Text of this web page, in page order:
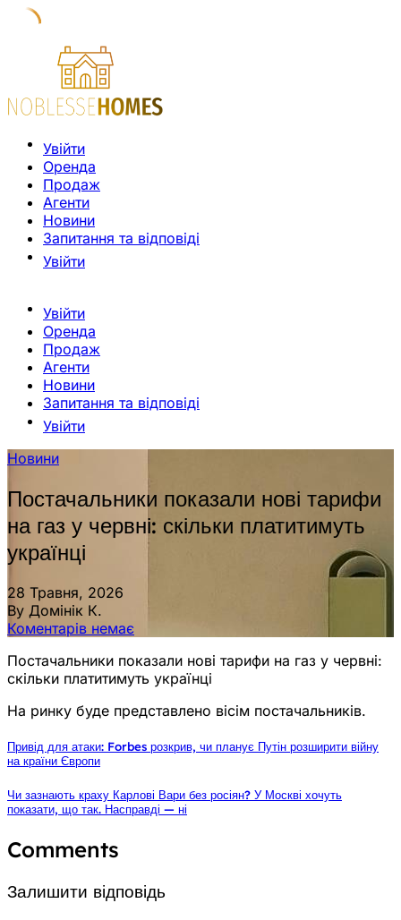
Увійти
Оренда
Продаж
Агенти
Новини
Запитання та відповіді
Увійти
Увійти
Оренда
Продаж
Агенти
Новини
Запитання та відповіді
Увійти
Новини
Постачальники показали нові тарифи
на газ у червні: скільки платитимуть
українці
28 Травня, 2026
By Домінік К.
Коментарів немає
Постачальники показали нові тарифи на газ у червні:
скільки платитимуть українці
На ринку буде представлено вісім постачальників.
Привід для атаки: Forbes розкрив, чи планує Путін розширити війну
на країни Європи
Чи зазнають краху Карлові Вари без росіян? У Москві хочуть
показати, що так. Насправді — ні
Comments
Залишити відповідь